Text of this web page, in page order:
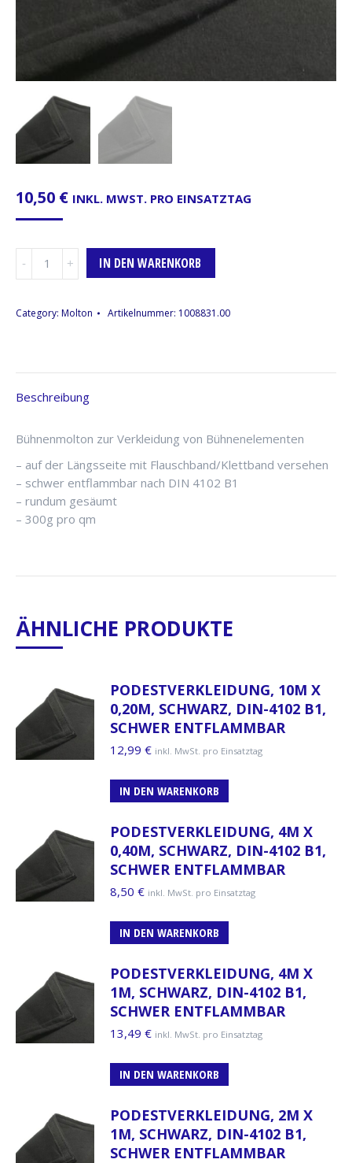
10,50 € INKL. MWST. PRO EINSATZTAG
Podestverkleidung,
0,60m,
schwer
Menge
IN DEN WARENKORB
Category: Molton Artikelnummer: 1008831.00
Beschreibung
Bühnenmolton zur Verkleidung von Bühnenelementen
– auf der Längsseite mit Flauschband/Klettband versehen
– schwer entflammbar nach DIN 4102 B1
– rundum gesäumt
– 300g pro qm
ÄHNLICHE PRODUKTE
PODESTVERKLEIDUNG, 10M X
0,20M, SCHWARZ, DIN-4102 B1,
SCHWER ENTFLAMMBAR
12,99 € inkl. MwSt. pro Einsatztag
IN DEN WARENKORB
PODESTVERKLEIDUNG, 4M X
0,40M, SCHWARZ, DIN-4102 B1,
SCHWER ENTFLAMMBAR
8,50 € inkl. MwSt. pro Einsatztag
IN DEN WARENKORB
PODESTVERKLEIDUNG, 4M X
1M, SCHWARZ, DIN-4102 B1,
SCHWER ENTFLAMMBAR
13,49 € inkl. MwSt. pro Einsatztag
IN DEN WARENKORB
PODESTVERKLEIDUNG, 2M X
1M, SCHWARZ, DIN-4102 B1,
SCHWER ENTFLAMMBAR